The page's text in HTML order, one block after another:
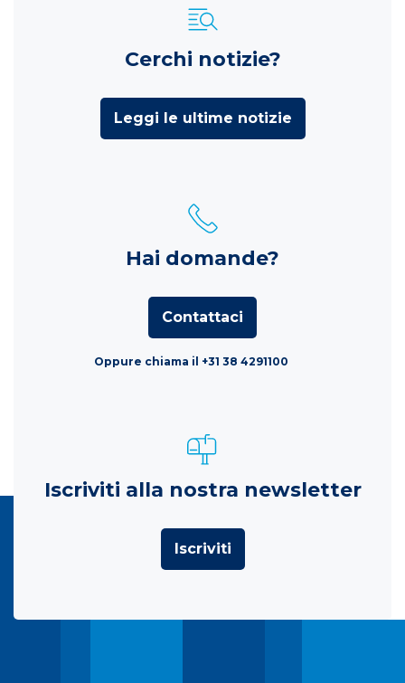
Cerchi notizie?
Leggi le ultime notizie
Hai domande?
Contattaci
Oppure chiama il +31 38 4291100
Iscriviti alla nostra newsletter
Iscriviti